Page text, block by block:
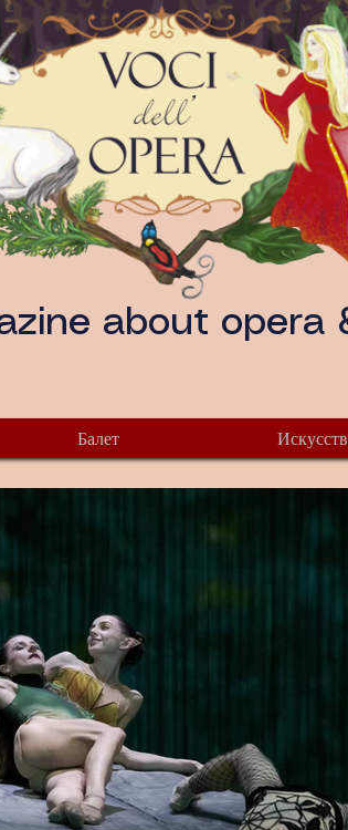
about opera
Балет